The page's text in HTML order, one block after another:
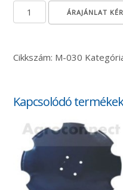
Kúpgörgős csapágy FŁT
ÁRAJÁNLAT
Cikkszám: M-030
Kapcsolódó